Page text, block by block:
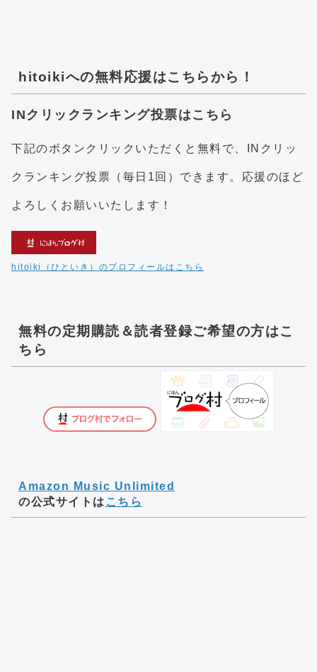
hitoikiへの無料応援はこちらから！
INクリックランキング投票はこちら
下記のボタンクリックいただくと無料で、INクリッ
クランキング投票（毎日1回）できます。応援のほど
よろしくお願いいたします！
hitoiki（ひといき）のプロフィールはこちら
無料の定期購読＆読者登録ご希望の方はこ
ちら
Amazon Music Unlimited
の公式サイトは こちら